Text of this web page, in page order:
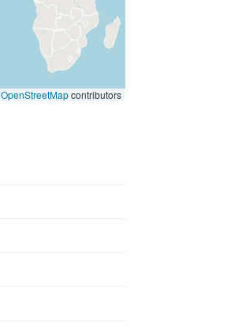
OpenStreetMapcontributors